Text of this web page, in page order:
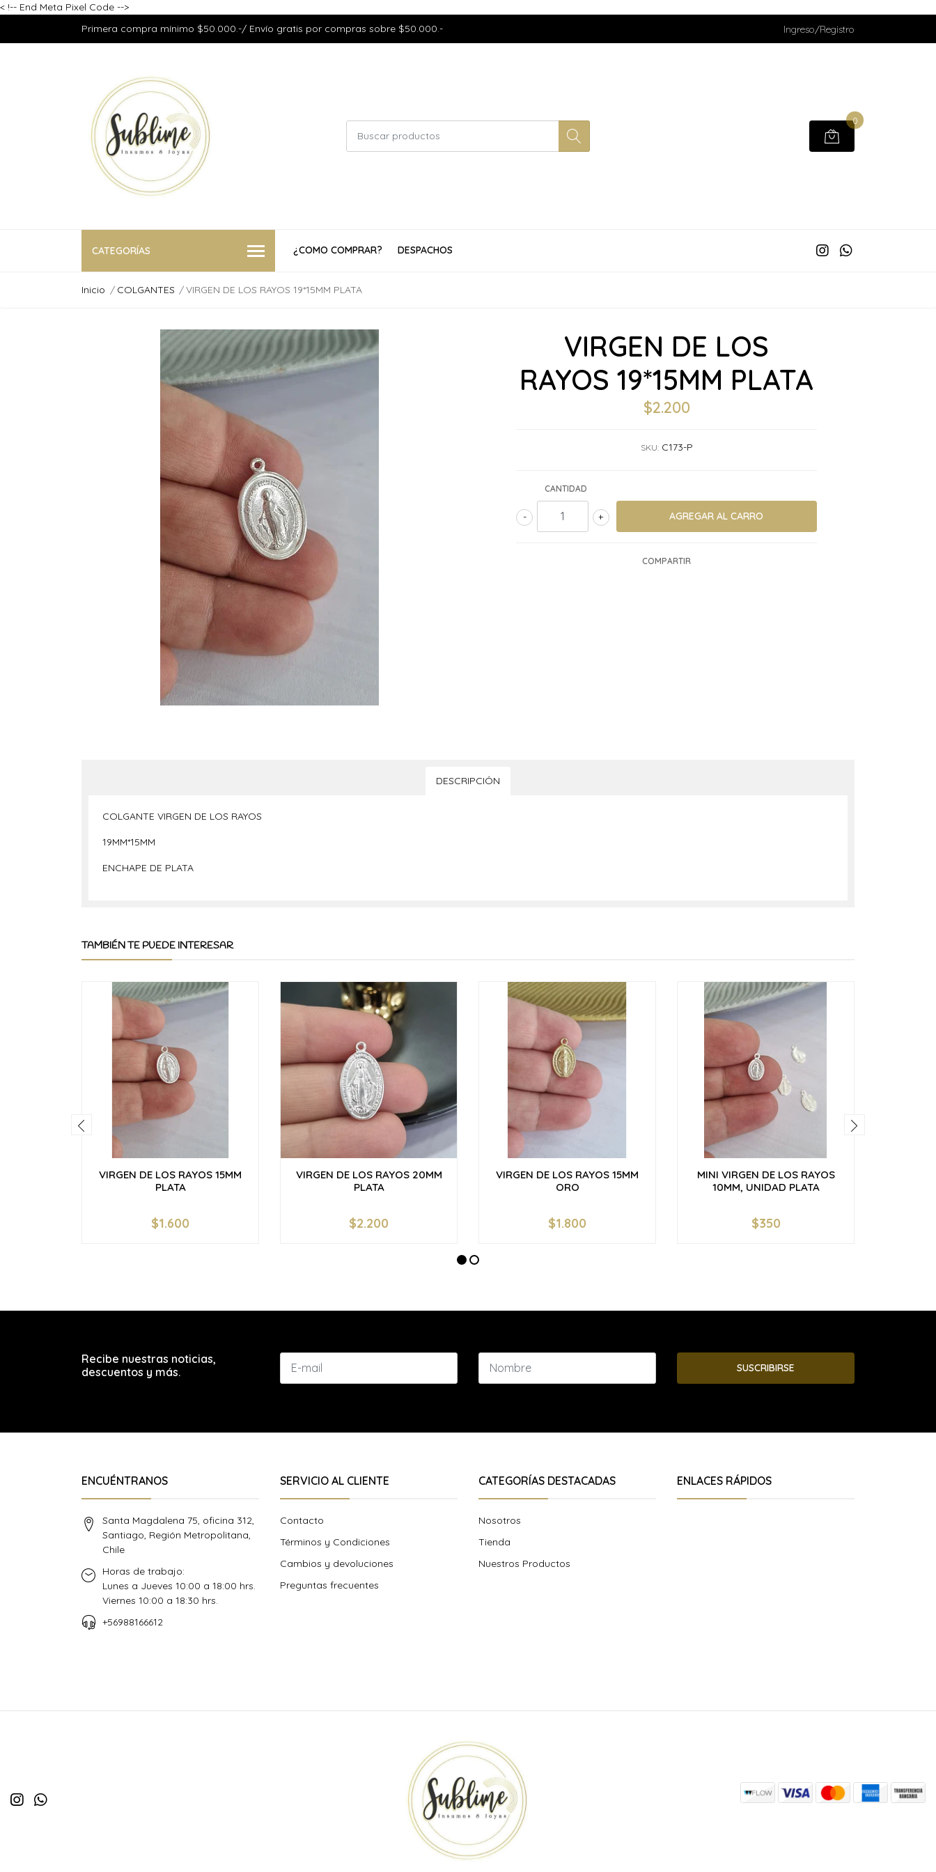
< !-- End Meta Pixel Code -->
Primera compra mínimo $50.000.-/ Envío gratis por compras sobre $50.000.-
Ingreso/Registro
0
CATEGORÍAS ¿COMO COMPRAR? DESPACHOS
Inicio COLGANTES VIRGEN DE LOS RAYOS 19*15MM PLATA
VIRGEN DE LOS
RAYOS 19*15MM PLATA
$2.200
SKU: C173-P
CANTIDAD
+
-
COMPARTIR
DESCRIPCIÓN
COLGANTE VIRGEN DE LOS RAYOS
19MM*15MM
ENCHAPE DE PLATA
TAMBIÉN TE PUEDE INTERESAR
VIRGEN DE LOS RAYOS 15MM
PLATA
+
$1.600
VIRGEN DE LOS RAYOS 20MM
PLATA
+
$2.200
VIRGEN DE LOS RAYOS 15MM
ORO
+
$1.800
MINI VIRGEN DE LOS RAYOS
10MM, UNIDAD PLATA
+
$350
Recibe nuestras noticias,
descuentos y más.
SUSCRIBIRSE
ENCUÉNTRANOS
Santa Magdalena 75, oficina 312,
Santiago, Región Metropolitana,
Chile
Horas de trabajo:
Lunes a Jueves 10:00 a 18:00 hrs.
Viernes 10:00 a 18:30 hrs.
+56988166612
SERVICIO AL CLIENTE
Contacto
Términos y Condiciones
Cambios y devoluciones
Preguntas frecuentes
CATEGORÍAS DESTACADAS
Nosotros
Tienda
Nuestros Productos
ENLACES RÁPIDOS